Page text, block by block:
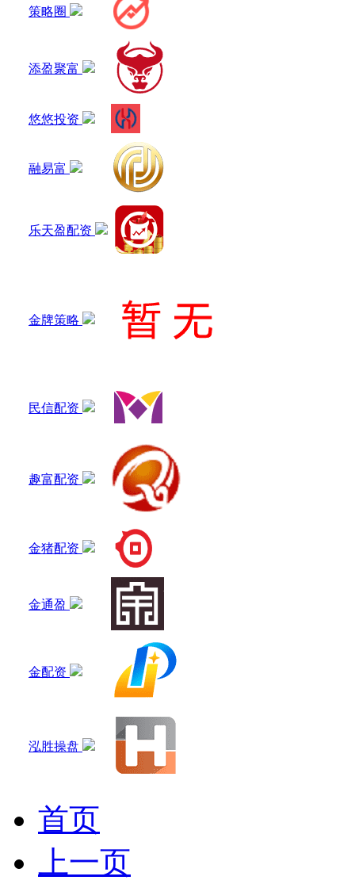
策略圈
添盈聚富
悠悠投资
融易富
乐天盈配资
金牌策略
民信配资
趣富配资
金猪配资
金通盈
金配资
泓胜操盘
首页
上一页